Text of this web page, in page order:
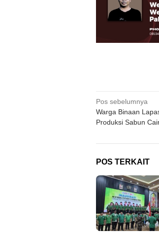
Navigasi
pos
Pos sebelumnya
Warga Binaan
Produksi Sabun
POS TERKAIT